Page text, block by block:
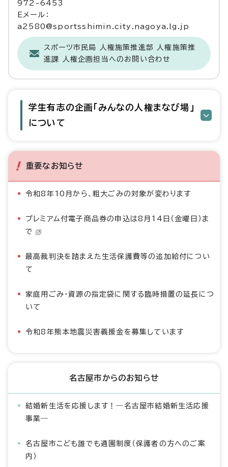
972-6453
Eメール：
a2580@sportsshimin.city.nagoya.lg.jp
スポーツ市民局 人権施策推進部 人権施策推
進課 人権企画担当へのお問い合わせ
学生有志の企画「みんなの人権まなび場」
について
重要なお知らせ
令和8年10月から、粗大ごみの対象が変わります
プレミアム付電子商品券の申込は8月14日（金曜日）ま
で
最高裁判決を踏まえた生活保護費等の追加給付につい
て
家庭用ごみ・資源の指定袋に関する臨時措置の延長につ
いて
令和8年熊本地震災害義援金を募集しています
名古屋市からのお知らせ
結婚新生活を応援します！―名古屋市結婚新生活応援
事業―
名古屋市こども誰でも通園制度（保護者の方へのご案
内）